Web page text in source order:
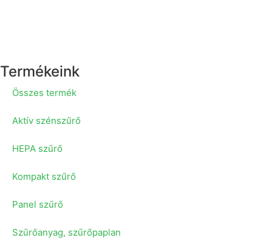
Termékeink
Összes termék
Aktív szénszűrő
HEPA szűrő
Kompakt szűrő
Panel szűrő
Szűrőanyag, szűrőpaplan